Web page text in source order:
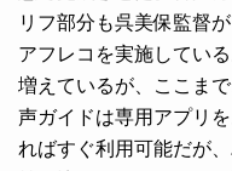
リフ部分も呉美保監督
アフレコを実施してい
増えているが、ここま
声ガイドは専用アプリ
ればすぐ利用可能だが